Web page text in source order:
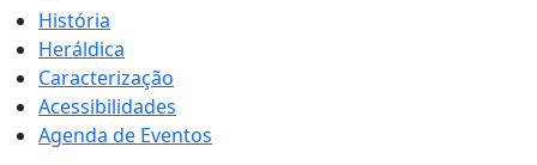
História
Heráldica
Caracterização
Acessibilidades
Agenda de Eventos